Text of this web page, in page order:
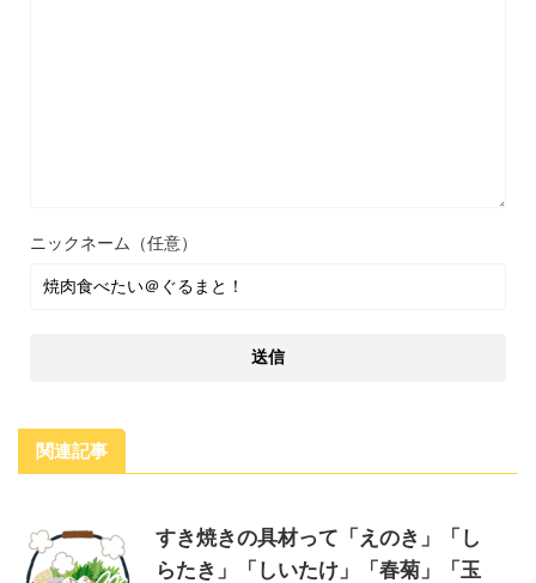
ニックネーム（任意）
関連記事
すき焼きの具材って「えのき」「し
らたき」「しいたけ」「春菊」「玉